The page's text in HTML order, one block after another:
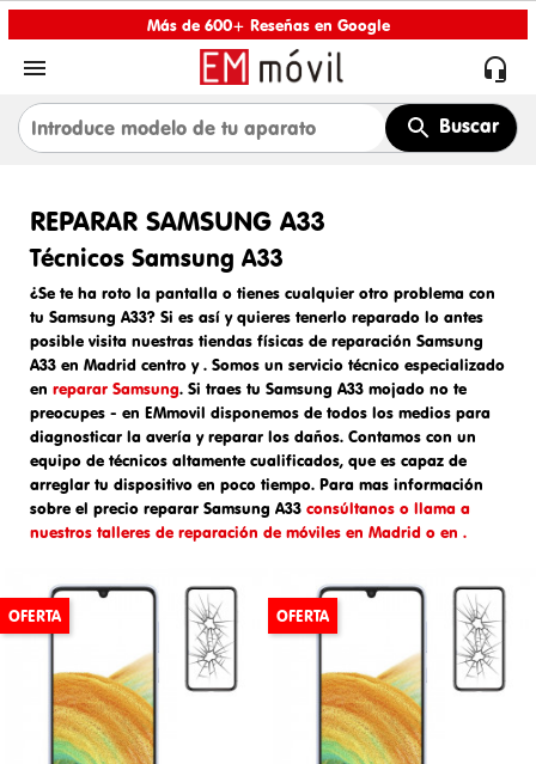
Más de 600+ Reseñas en Google
 
Buscar
REPARAR SAMSUNG A33
Técnicos Samsung A33
¿Se te ha roto la pantalla o tienes cualquier otro problema con
tu Samsung A33? Si es así y quieres tenerlo reparado lo antes
posible visita nuestras tiendas físicas de reparación Samsung
A33 en Madrid centro y. Somos un servicio técnico especializado
en reparar Samsung. Si traes tu Samsung A33 mojado no te
preocupes - en EMmovil disponemos de todos los medios para
diagnosticar la avería y reparar los daños. Contamos con un
equipo de técnicos altamente cualificados, que es capaz de
arreglar tu dispositivo en poco tiempo. Para mas información
sobre el precio reparar Samsung A33 consúltanos o llama a
nuestros talleres de reparación de móviles en Madrid o en .
OFERTA OFERTA